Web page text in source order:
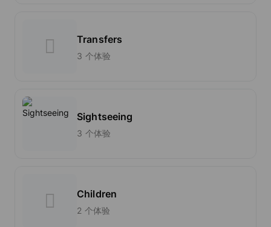
Transfers
3 个体验
Sightseeing
3 个体验
Children
2 个体验